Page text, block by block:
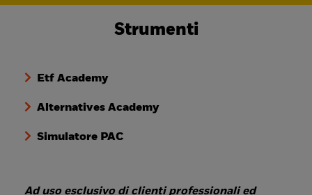
Strumenti
Etf Academy
Alternatives Academy
Simulatore PAC
Ad uso esclusivo di clienti professionali ed